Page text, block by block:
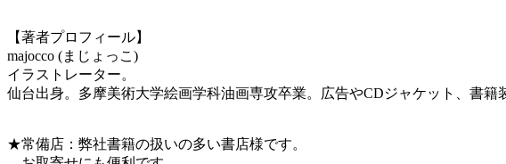
【著者プロフィール】
majocco (まじょっこ)
イラストレーター。
仙台出身。多摩美術大学絵画学科油画専攻卒業。広告やCDジャケット、書籍
★常備店：弊社書籍の扱いの多い書店様です。